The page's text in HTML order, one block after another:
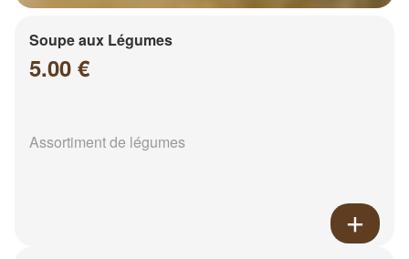
Soupe aux Légumes
5.00 €
Assortiment de légumes